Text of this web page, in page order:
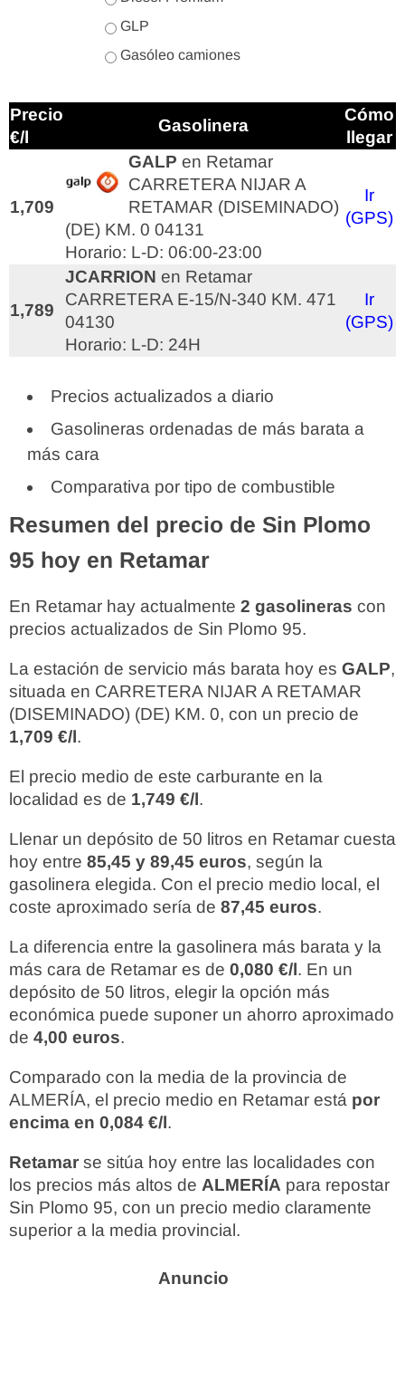
GLP
Gasóleo camiones
Precio
€/l
Gasolinera
Cómo
llegar
1,709
GALP en Retamar
CARRETERA NIJAR A
RETAMAR (DISEMINADO)
(DE) KM. 0 04131
Horario: L-D: 06:00-23:00
Ir
(GPS)
1,789
JCARRION en Retamar
CARRETERA E-15/N-340 KM. 471
04130
Horario: L-D: 24H
Ir
(GPS)
Precios actualizados a diario
Gasolineras ordenadas de más barata a
más cara
Comparativa por tipo de combustible
Resumen del precio de Sin Plomo
95 hoy en Retamar
En Retamar hay actualmente 2 gasolineras con
precios actualizados de Sin Plomo 95.
La estación de servicio más barata hoy es GALP,
situada en CARRETERA NIJAR A RETAMAR
(DISEMINADO) (DE) KM. 0, con un precio de
1,709 €/l.
El precio medio de este carburante en la
localidad es de 1,749 €/l.
Llenar un depósito de 50 litros en Retamar cuesta
hoy entre 85,45 y 89,45 euros, según la
gasolinera elegida. Con el precio medio local, el
coste aproximado sería de 87,45 euros.
La diferencia entre la gasolinera más barata y la
más cara de Retamar es de 0,080 €/l. En un
depósito de 50 litros, elegir la opción más
económica puede suponer un ahorro aproximado
de 4,00 euros.
Comparado con la media de la provincia de
ALMERÍA, el precio medio en Retamar está por
encima en 0,084 €/l.
Retamar se sitúa hoy entre las localidades con
los precios más altos de ALMERÍA para repostar
Sin Plomo 95, con un precio medio claramente
superior a la media provincial.